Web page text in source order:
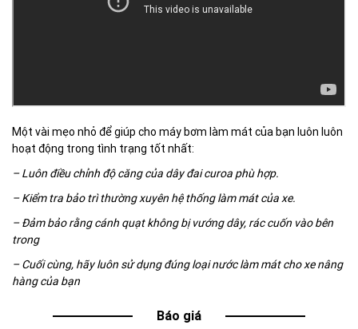
Một vài mẹo nhỏ để giúp cho máy bơm làm mát của bạn luôn luôn
hoạt động trong tình trạng tốt nhất:
– Luôn điều chỉnh độ căng của dây đai curoa phù hợp.
– Kiểm tra bảo trì thường xuyên hệ thống làm mát của xe.
– Đảm bảo rằng cánh quạt không bị vướng dây, rác cuốn vào bên
trong
– Cuối cùng, hãy luôn sử dụng đúng loại nước làm mát cho xe nâng
hàng của bạn
Báo giá